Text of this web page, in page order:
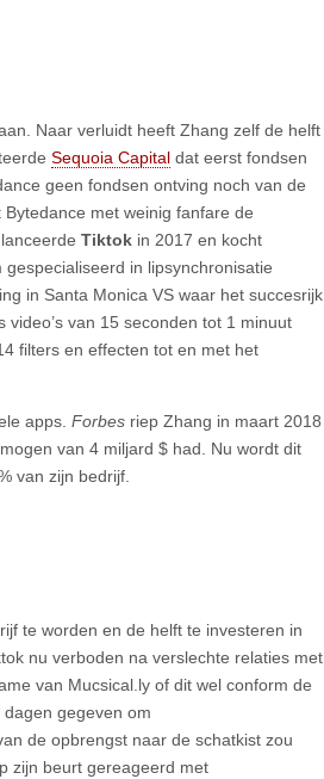
Naar verluidt heeft Zhang zelf de helft
Sequoia Capital dat eerst fondsen
geen fondsen ontving noch van de
Bytedance met weinig fanfare de
Tiktok in 2017 en kocht
in lipsynchronisatie
in Santa Monica VS waar het succesrijk
van 15 seconden tot 1 minuut
filters en effecten tot en met het
apps. Forbes riep Zhang in maart 2018
van 4 miljard $ had. Nu wordt dit
van zijn bedrijf.
te worden en de helft te investeren in
nu verboden na verslechte relaties met
van Mucsical.ly of dit wel conform de
gegeven om
de opbrengst naar de schatkist zou
zijn beurt gereageerd met